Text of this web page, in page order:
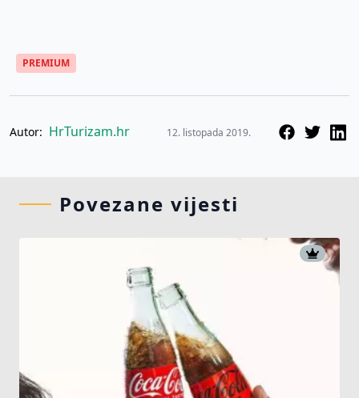
PREMIUM
Autor: HrTurizam.hr 12. listopada 2019.
Povezane vijesti